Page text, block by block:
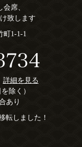
席、
致します
町1-1-1
詳細を見る
除く）
あり
転しました！